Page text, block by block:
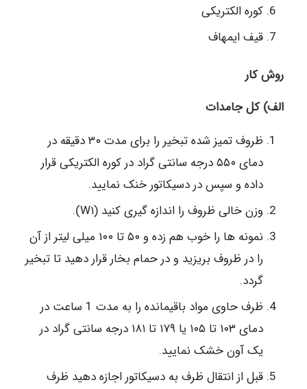
کوره الکتریکی
قیف ایمهاف
روش کار
الف) کل جامدات
ظروف تمیز شده تبخیر را برای مدت ۳۰ دقیقه در
دمای ۵۵۰ درجه سانتی گراد در کوره الکتریکی قرار
داده و سپس در دسیکاتور خنک نمایید.
وزن خالی ظروف را اندازه گیری کنید (W۱).
نمونه ها را خوب هم زده و ۵۰ تا ۱۰۰ میلی لیتر از آن
را در ظروف بریزید و در حمام بخار قرار دهید تا تبخیر
گردد.
ظرف حاوی مواد باقیمانده را به مدت 1 ساعت در
دمای ۱۰۳ تا ۱۰۵ یا ۱۷۹ تا ۱۸۱ درجه سانتی گراد در
یک آون خشک نمایید.
قبل از انتقال ظرف به دسیکاتور اجازه دهید ظرف